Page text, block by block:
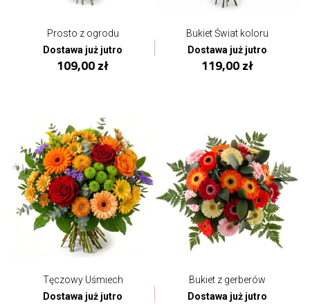
Prosto z ogrodu
Dostawa już jutro
109,00 zł
Bukiet Świat koloru
Dostawa już jutro
119,00 zł
Tęczowy Uśmiech
Dostawa już jutro
Bukiet z gerberów
Dostawa już jutro